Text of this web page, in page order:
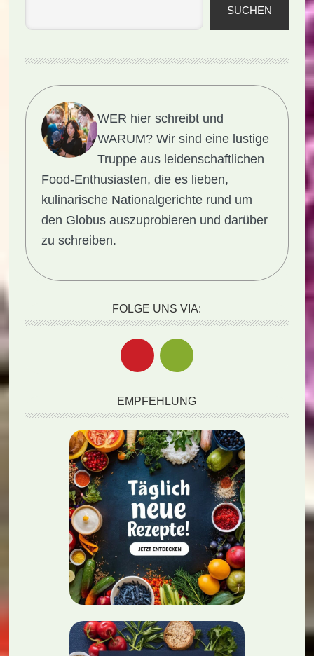
SUCHEN
WER hier schreibt und
WARUM? Wir sind eine lustige
Truppe aus leidenschaftlichen
Food-Enthusiasten, die es lieben,
kulinarische Nationalgerichte rund um
den Globus auszuprobieren und darüber
zu schreiben.
FOLGE UNS VIA:
EMPFEHLUNG